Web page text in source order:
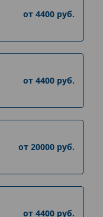
от 4400 руб.
от 4400 руб.
от 20000 руб.
от 4400 руб.